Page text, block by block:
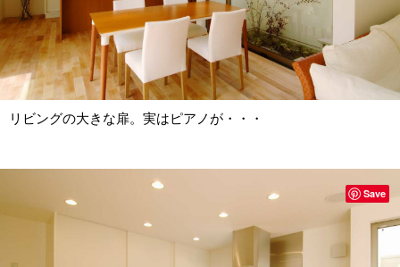
リビングの大きな扉。実はピアノが・・・
Save